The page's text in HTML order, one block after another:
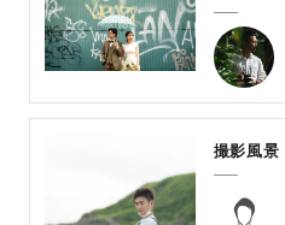
撮影風景